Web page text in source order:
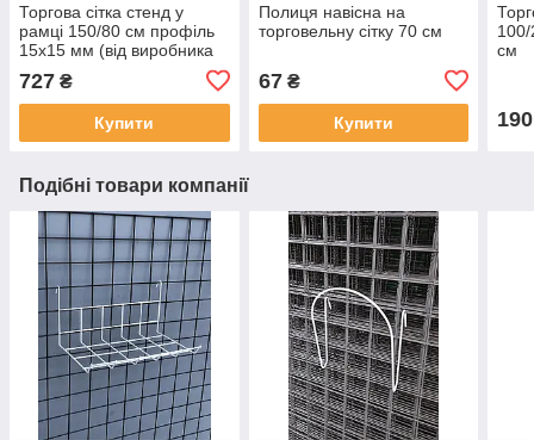
Торгова сітка стенд у
рамці 150/80 см профіль
15х15 мм (від виробника
727 ₴
Купити
Полиця навісна на
торговельну сітку 70 см
67₴
Купити
100/
см
190
Подібні товари компанії